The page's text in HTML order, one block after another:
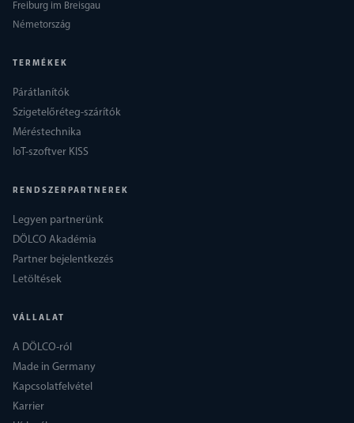
Freiburg im Breisgau
Németország
TERMÉKEK
Párátlanítók
Szigetelőréteg-szárítók
Méréstechnika
IoT-szoftver KISS
RENDSZERPARTNEREK
Legyen partnerünk
DÖLCO Akadémia
Partner bejelentkezés
Letöltések
VÁLLALAT
A DÖLCO-ról
Made in Germany
Kapcsolatfelvétel
Karrier